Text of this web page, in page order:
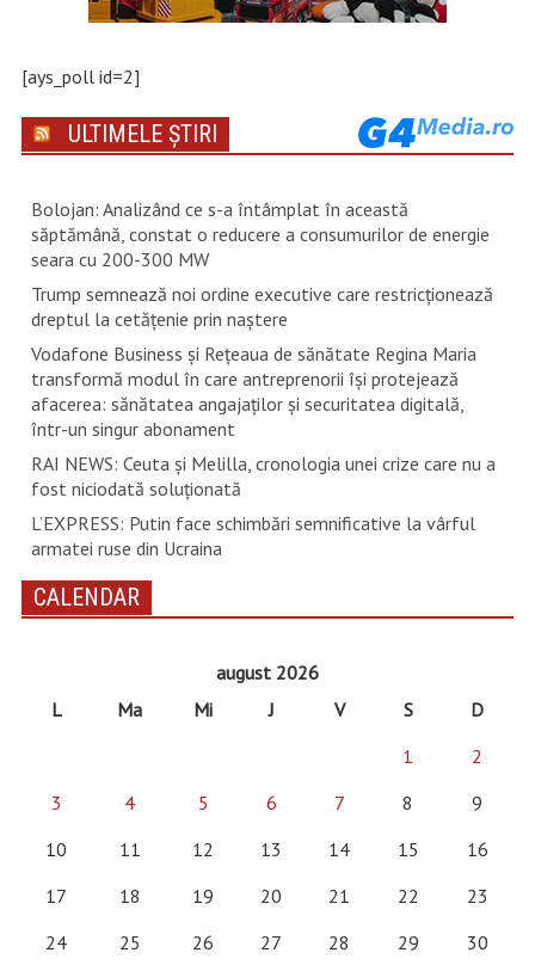
[ays_poll id=2]
ULTIMELE ȘTIRI
Bolojan: Analizând ce s-a întâmplat în această
săptămână, constat o reducere a consumurilor de energie
seara cu 200-300 MW
Trump semnează noi ordine executive care restricţionează
dreptul la cetăţenie prin naştere
Vodafone Business și Rețeaua de sănătate Regina Maria
transformă modul în care antreprenorii își protejează
afacerea: sănătatea angajaților și securitatea digitală,
într-un singur abonament
RAI NEWS: Ceuta și Melilla, cronologia unei crize care nu a
fost niciodată soluționată
L’EXPRESS: Putin face schimbări semnificative la vârful
armatei ruse din Ucraina
CALENDAR
august 2026
L
Ma Mi J V S
D
1
2
3
4 5 6 7 8
9
10
11 12 13 14 15
16
17
18 19 20 21 22
23
24
25 26 27 28 29
30